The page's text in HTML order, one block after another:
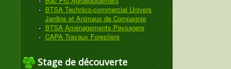
BTSA Technico-commercial Univers
Jardins et Animaux de Compagnie
BTSA Aménagements Paysagers
CAPA Travaux Forestiers
Stage de découverte